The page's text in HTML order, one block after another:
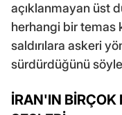
açıklanmayan üst
herhangi bir temas
saldırılara askeri
sürdürdüğünü
İRAN'IN BİRÇOK